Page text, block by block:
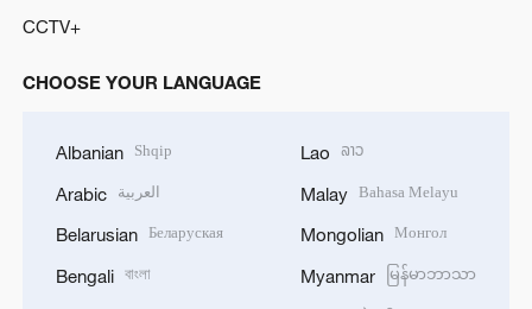
CCTV+
CHOOSE YOUR LANGUAGE
Albanian Shqip
Arabic العربية
Belarusian Беларуская
Bengali বাংলা
Lao ລາວ
Malay Bahasa Melayu
Mongolian Монгол
Myanmar မြန်မာဘာသာ